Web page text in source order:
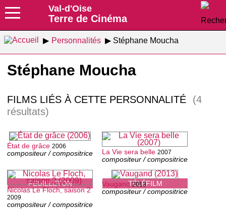
Val-d'Oise
Terre de Cinéma
Personnalités Stéphane Moucha
Stéphane Moucha
FILMS LIÉS À CETTE PERSONNALITÉ
(4
résultats)
FEUILLETON
État de grâce 2006
compositeur / compositrice
TÉLÉFILM
La Vie sera belle 2007
compositeur / compositrice
Nicolas Le Floch, saison 2
2009
compositeur / compositrice
Vaugand 2013
compositeur / compositrice